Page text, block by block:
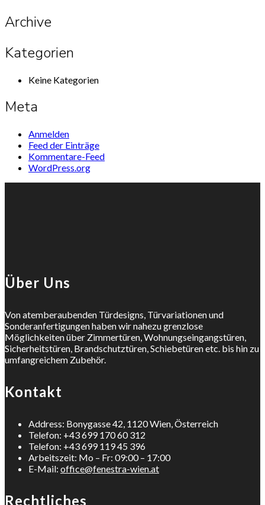
Archive
Kategorien
Keine Kategorien
Meta
Anmelden
Feed der Einträge
Kommentare-Feed
WordPress.org
Über Uns
Von atemberaubenden Türdesigns, Türvariationen und
Sonderanfertigungen haben wir nahezu grenzlose
Möglichkeiten über Zimmertüren, Wohnungseingangstüren,
Sicherheitstüren, Brandschutztüren, Schiebetüren etc. bis hin zu
umfangreichem Zubehör.
Kontakt
Address: Bonygasse 42, 1120 Wien, Österreich
Telefon: +43 699 170 60 312
Telefon: +43 699 119 45 396
Arbeitszeit: Mo – Fr: 09:00 – 17:00
E-Mail: office@fenestra-wien.at
Rechtliches